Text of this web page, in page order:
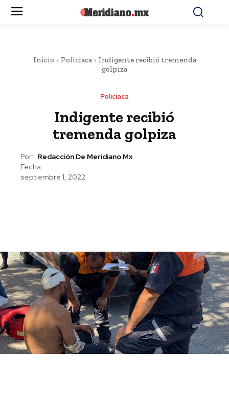
Inicio Policiaca
Indigente recibió tremenda
golpiza
Policiaca
Indigente recibió
tremenda golpiza
Por: Redacción De Meridiano.mx
Fecha:
septiembre 1, 2022